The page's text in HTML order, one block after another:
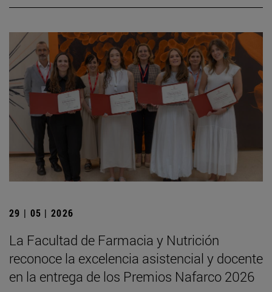
29 | 05 | 2026
La Facultad de Farmacia y Nutrición
reconoce la excelencia asistencial y docente
en la entrega de los Premios Nafarco 2026